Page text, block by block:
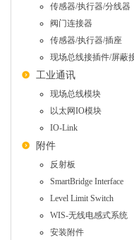
传感器/执行器/分线器
阀门连接器
传感器/执行器/插座
现场总线接插件/屏蔽
工业通讯
现场总线模块
以太网IO模块
IO-Link
附件
反射板
SmartBridge Interface
Level Limit Switch
WIS-无线电感式系统
安装附件